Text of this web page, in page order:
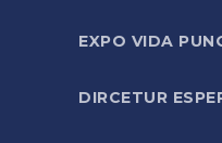
EXPO VIDA
DIRCETUR